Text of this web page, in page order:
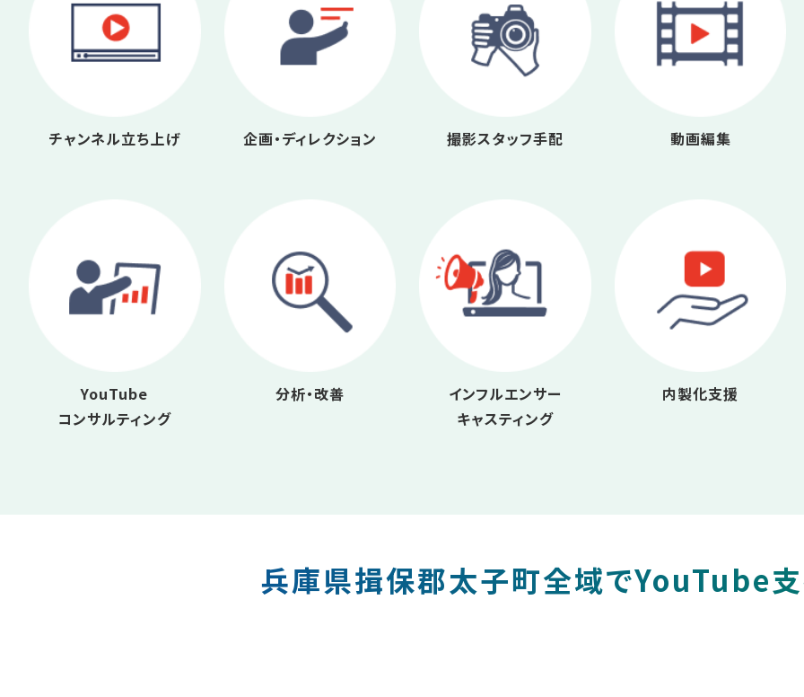
チャンネル立ち上げ 企画・ディレクション 撮影スタッフ手配 動画編集
YouTube
コンサルティング
分析・改善
インフルエンサー
キャスティング
内製化支援
兵庫県揖保郡太子町全域でYouTube支